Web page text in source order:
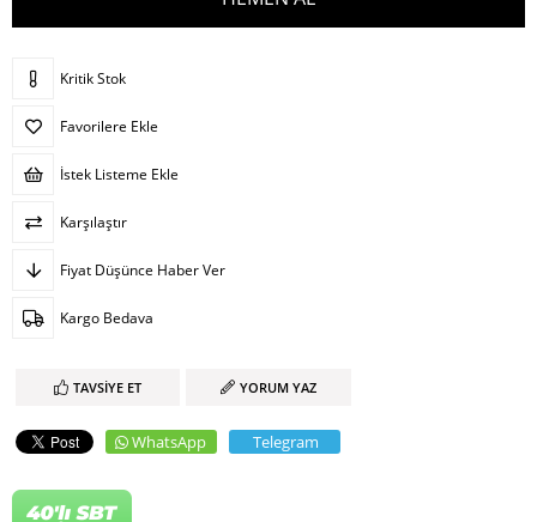
Kritik Stok
Favorilere Ekle
İstek Listeme Ekle
Karşılaştır
Fiyat Düşünce Haber Ver
Kargo Bedava
TAVSIYE ET YORUM YAZ
WhatsApp Telegram